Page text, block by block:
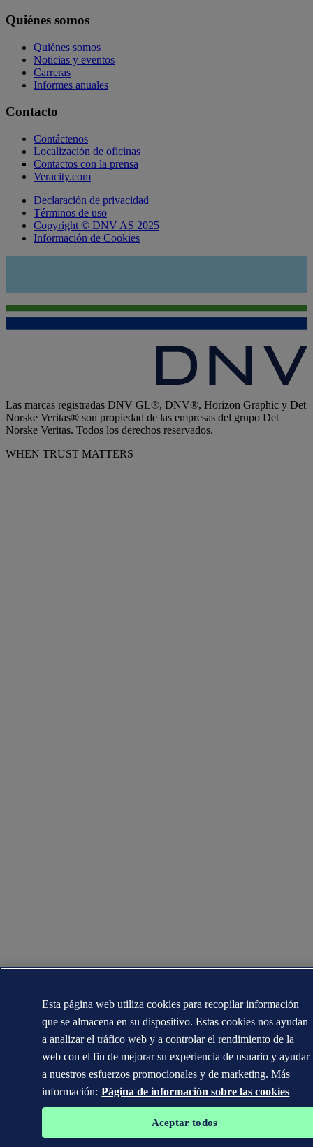
Quiénes somos
Quiénes somos
Noticias y eventos
Carreras
Informes anuales
Contacto
Contáctenos
Localización de oficinas
Contactos con la prensa
Veracity.com
Declaración de privacidad
Términos de uso
Copyright © DNV AS 2025
Información de Cookies
Las marcas registradas DNV GL®, DNV®, Horizon Graphic y Det
Norske Veritas® son propiedad de las empresas del grupo Det
Norske Veritas. Todos los derechos reservados.
WHEN TRUST MATTERS
Esta página web utiliza cookies para recopilar información
que se almacena en su dispositivo. Estas cookies nos ayudan
a analizar el tráfico web y a controlar el rendimiento de la
web con el fin de mejorar su experiencia de usuario y ayudar
a nuestros esfuerzos promocionales y de marketing. Más
información: Página de información sobre las cookies
Aceptar todos